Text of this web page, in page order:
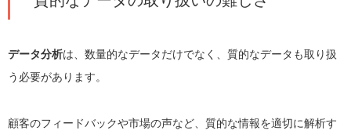
データ分析は、数量的なデータだけでなく、質的なデータも取り扱
う必要があります。
顧客のフィードバックや市場の声など、質的な情報を適切に解析す